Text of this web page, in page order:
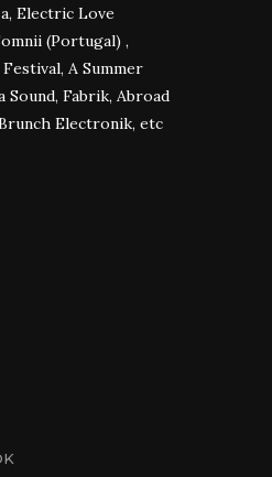
Electric Love
(Portugal) ,
A Summer
Sound, Fabrik, Abroad
Electronik, etc